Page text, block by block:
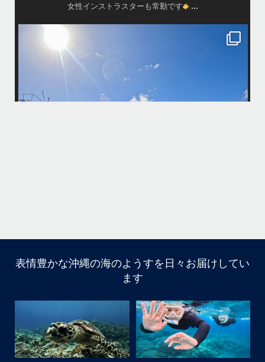
女性インストラスターも常勤です
...
たくさんのご利用本当にありがとうございました
BBQにジェットスキー、バナナボート、SUP、パラセーリングなどな
ど…勇海号を拠点に色々お楽しみ頂きましたよ〜
海も荒れずにいい天気の中開催できたので何よりです
また来年もリピートして頂けたら嬉しいです
10月前半クルーザーチャーター
たくさんのご利用本当にありがとうございました
BBQにジェットスキー、バナナボート、SUP、パラセーリ
ングなどなど…勇海号を拠点に色々お楽しみ頂きました
よ〜
・
海も荒れずにいい天気の中開催できたので何よりです
また来年もリピートして頂けたら嬉しいです
表情豊かな沖縄の海のようすを日々お届けしてい
ます